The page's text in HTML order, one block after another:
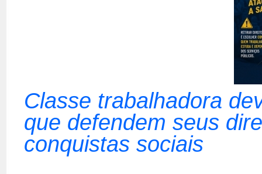
Classe trabalhadora
que defendem seus
conquistas sociais